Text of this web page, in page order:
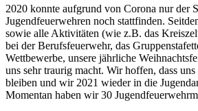
2020 konnte aufgrund von Corona nur der
Jugendfeuerwehren noch stattfinden.
sowie alle Aktivitäten (wie z.B. das
bei der Berufsfeuerwehr, das
Wettbewerbe, unsere jährliche
uns sehr traurig macht. Wir hoffen, dass
bleiben und wir 2021 wieder in die
Momentan haben wir 30